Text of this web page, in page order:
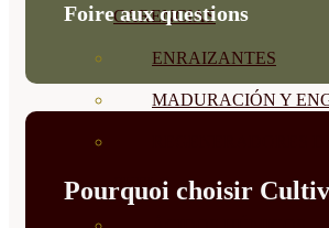
CARENCIAS
ENRAIZANTES
MADURACIÓN Y
SUELO
Foire aux questions
Pourquoi choisir